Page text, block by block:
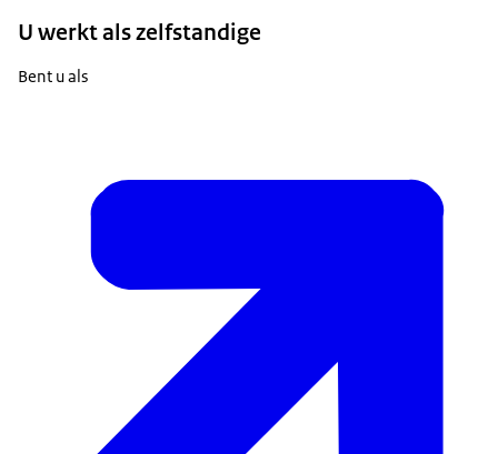
U werkt als zelfstandige
Bent u als